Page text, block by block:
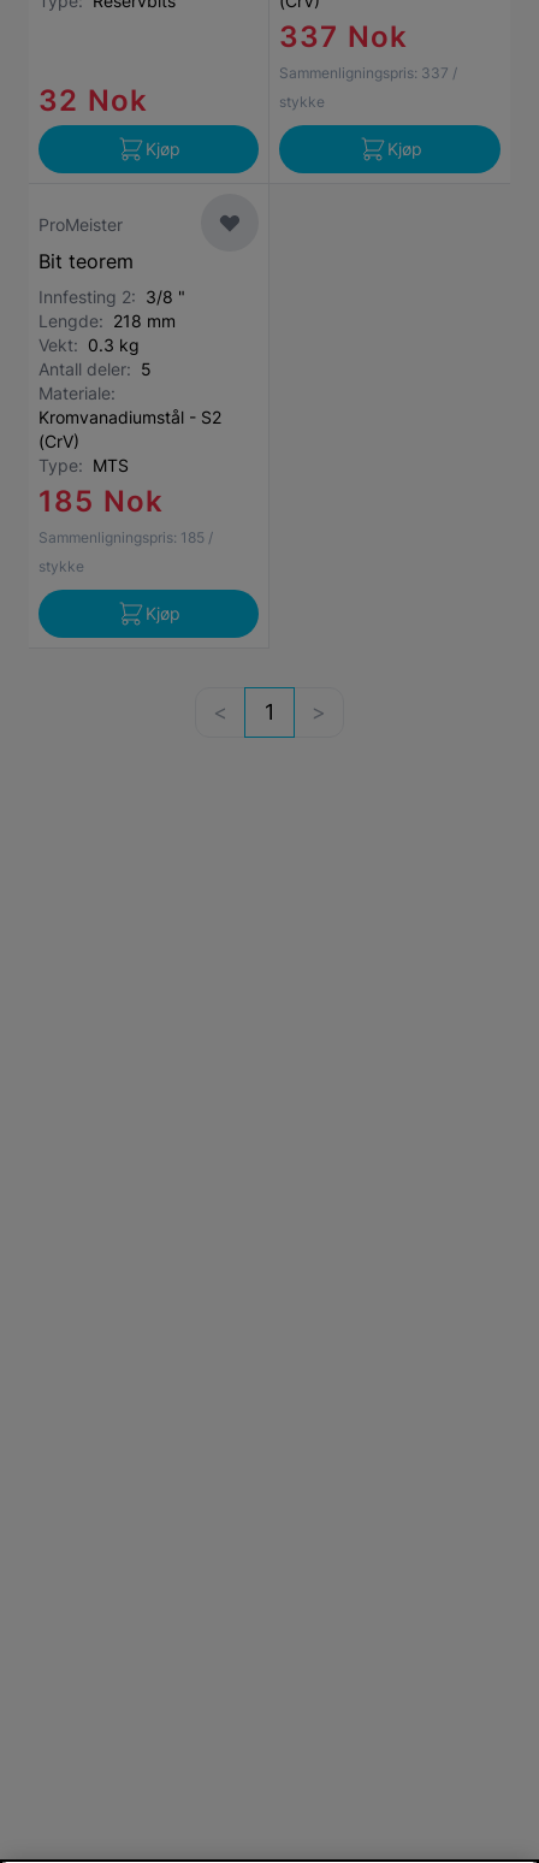
32 Nok
Kjøp
337 Nok
Sammenligningspris: 337 /
stykke
Kjøp
ProMeister
Bit teorem
Innfesting 2: 3/8 "
Lengde: 218 mm
Vekt: 0.3 kg
Antall deler: 5
Materiale:
Kromvanadiumstål - S2
(CrV)
Type: MTS
185 Nok
Sammenligningspris: 185 /
stykke
Kjøp
1